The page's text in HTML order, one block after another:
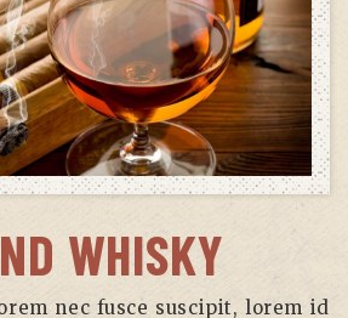
WHISKY
nec fusce suscipit, lorem id